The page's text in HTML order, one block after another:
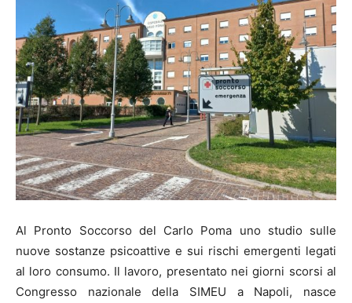
Al Pronto Soccorso del Carlo Poma uno studio sulle
nuove sostanze psicoattive e sui rischi emergenti legati
al loro consumo. Il lavoro, presentato nei giorni scorsi al
Congresso nazionale della SIMEU a Napoli, nasce